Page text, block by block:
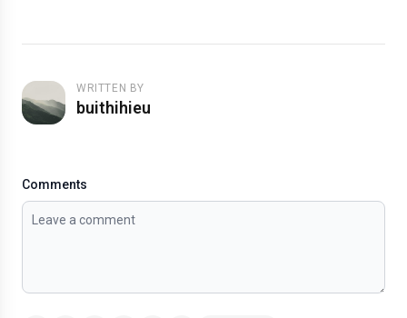
WRITTEN BY
buithihieu
Comments